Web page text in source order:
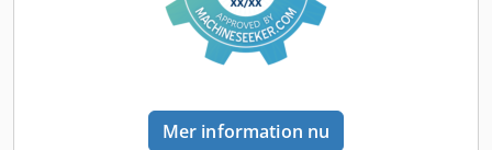
Mer information nu